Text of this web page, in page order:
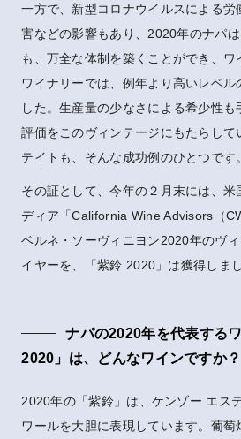
一方で、新型コロナウイルスによる労
害などの影響もあり、2020年のナパ
も、万全な体制を築くことができ、ワ
ワイナリーでは、例年より高いレベル
した。生産量の少なさによる希少性
評価をこのヴィンテージにもたらして
テイトも、そんな成功例のひとつです。
その証として、今年の２月末には、米
ディア「California Wine Advisors（
ベルネ・ソーヴィニヨン2020年のヴ
イヤーを、「紫鈴 2020」は獲得しまし
ナパの2020年を代表する
2020」は、どんなワインですか？
2020年の「紫鈴」は、ケンゾー エス
ワールを大胆に表現しています。葡萄